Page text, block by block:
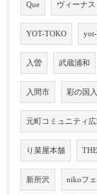
Que ヴィーナス
YOT-TOKO
入曽 武蔵浦和
入間市 彩の国
元町コミュニティ
り菜屋本舗
新所沢 nikoフ